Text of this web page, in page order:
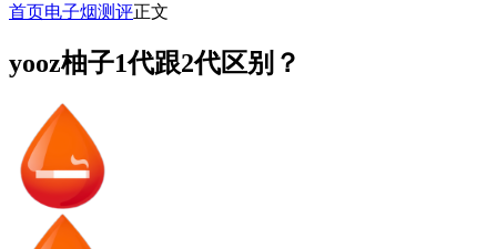
首页电子烟测评正文
yooz柚子1代跟2代区别？